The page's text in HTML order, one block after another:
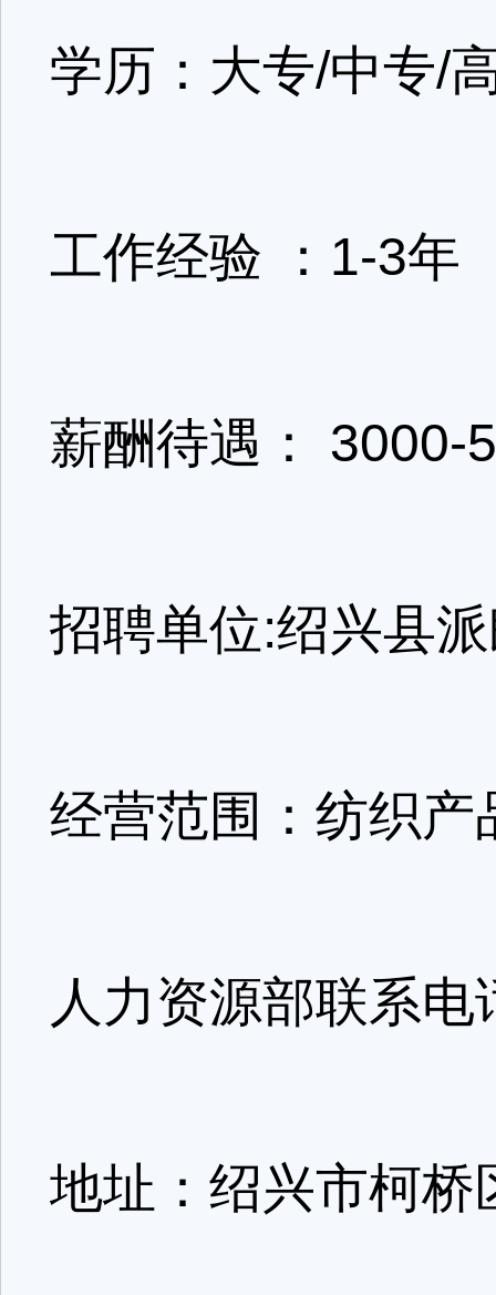
学历：大专/中专/
工作经验 ：1-3年
薪酬待遇： 3000-
招聘单位:绍兴县
经营范围：纺织
人力资源部联系
地址：绍兴市柯